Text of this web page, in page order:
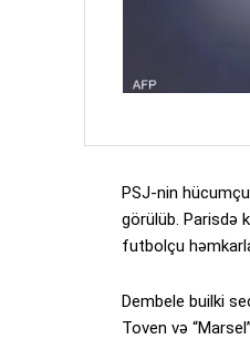
PSJ-nin
görülüb. Parisdə
futbolçu
Dembele builki
Toven və